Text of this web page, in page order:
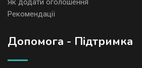
Як додати оголошення
Рекомендації
Допомога - Підтримка